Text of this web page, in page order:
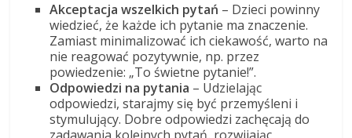
Akceptacja wszelkich pytań – Dzieci powinny
wiedzieć, że każde ich pytanie ma znaczenie.
Zamiast minimalizować ich ciekawość, warto na
nie reagować pozytywnie, np. przez
powiedzenie: „To świetne pytanie!”.
Odpowiedzi na pytania – Udzielając
odpowiedzi, starajmy się być przemyśleni i
stymulujący. Dobre odpowiedzi zachęcają do